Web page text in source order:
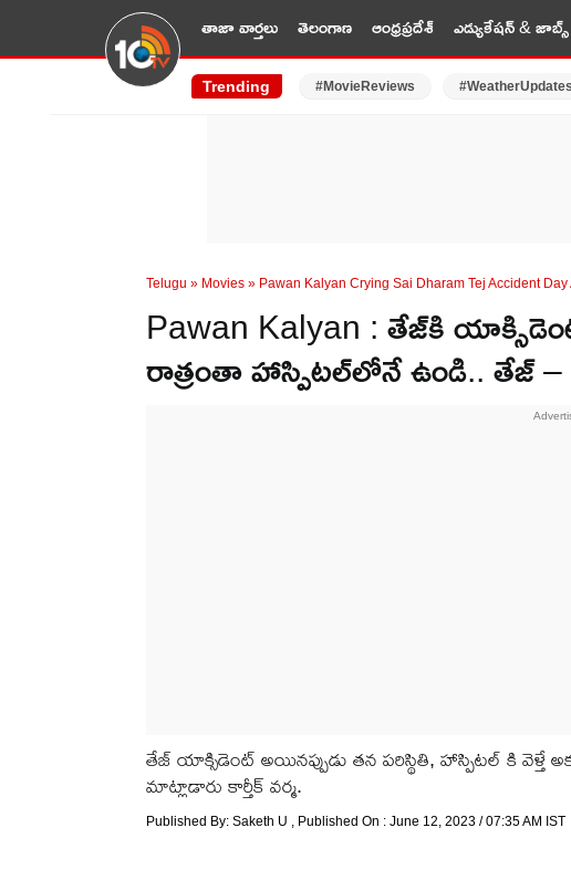
తాజా వార్తలు తెలంగాణ ఆంధ్రప్రదేశ్ ఎడ్యుకేషన్ & జాబ్స్
Trending #MovieReviews #WeatherUpdates
Telugu » Movies » Pawan Kalyan Crying Sai Dharam Tej Accident Day
Pawan Kalyan : తేజ్‌కి
రాత్రంతా హాస్పిటల్‌లోనే ఉండి.. తేజ్ –
తేజ్ యాక్సిడెంట్ అయినప్పుడు తన పరిస్థితి, హాస్పిటల్ కి వెళ్తే
మాట్లాడారు కార్తీక్ వర్మ.
Published By: Saketh U , Published On : June 12, 2023 / 07:35 AM IST